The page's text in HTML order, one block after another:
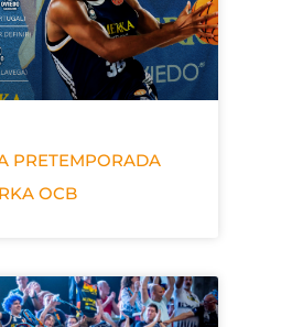
PRETEMPORADA
OCB